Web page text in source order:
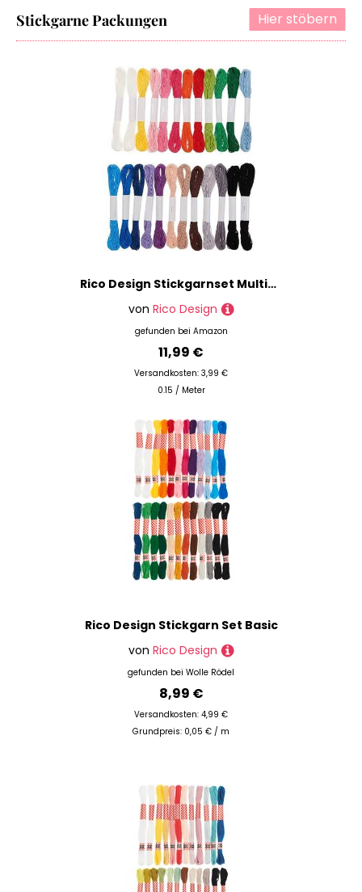
Hier stöbern
Stickgarne Packungen
Rico Design Stickgarnset Multicolour, 24-teilig Classic Classic
von Rico Design
gefunden bei Amazon
11,99 €
Versandkosten: 3,99 €
0.15 / Meter
Rico Design Stickgarn Set Basic
von Rico Design
gefunden bei Wolle Rödel
8,99 €
Versandkosten: 4,99 €
Grundpreis: 0,05 € / m